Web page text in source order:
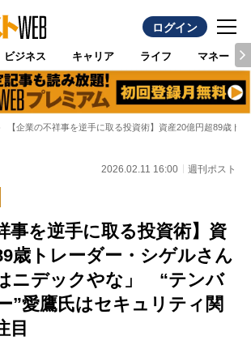
ログイン
ビジネス キャリア ライフ マネー
【企業の不祥事を逆手に取る投資術】資産20億円超89歳
2026.02.11 16:00 週刊ポスト
事を逆手に取る投資術】資
歳トレーダー・シゲルさん
ニデックやな」 “テンバ
”愛鷹氏はセキュリティ関
目